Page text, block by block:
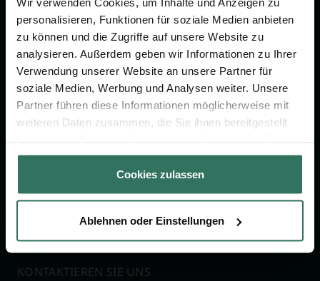
personalisieren, Funktionen für soziale Medien anbieten
zu können und die Zugriffe auf unsere Website zu
analysieren. Außerdem geben wir Informationen zu Ihrer
Verwendung unserer Website an unsere Partner für
soziale Medien, Werbung und Analysen weiter. Unsere
Partner führen diese Informationen möglicherweise mit
weiteren Daten zusammen, die Sie ihnen bereitgestellt
gesammelt haben.
Cookies zulassen
Ablehnen oder Einstellungen
FÜR SIE
Vergleich
Ratgeber
Wissenswertes
Für Bestatter
FÜR BESTATTER
Online-Portal
Kostenlos registrieren
KONTAKTIEREN SIE UNS